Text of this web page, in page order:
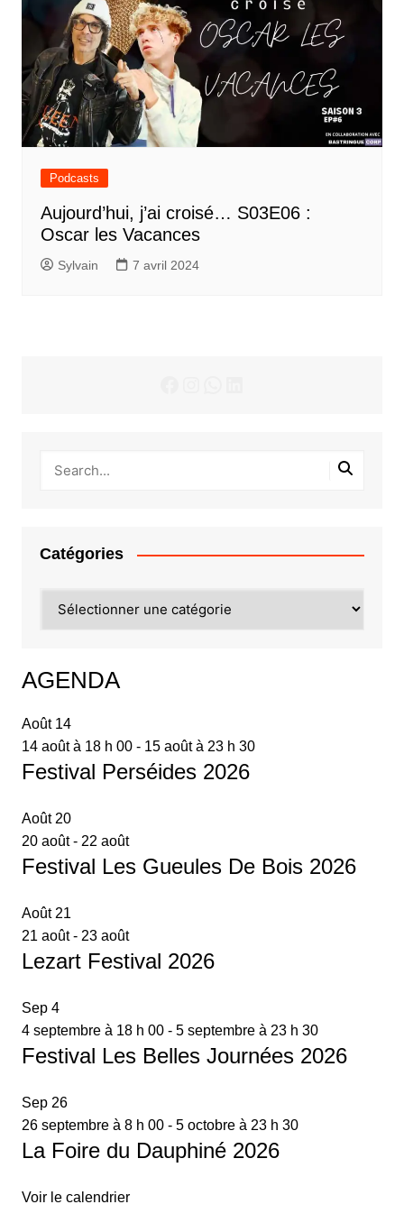
Podcasts
Aujourd’hui, j’ai croisé… S03E06 :
Oscar les Vacances
Sylvain 7 avril 2024
Catégories
AGENDA
Août 14
14 août à 18 h 00- 15 août à 23 h 30
Festival Perséides 2026
Août 20
20 août- 22 août
Festival Les Gueules De Bois 2026
Août 21
21 août- 23 août
Lezart Festival 2026
Sep 4
4 septembre à 18 h 00- 5 septembre à 23 h 30
Festival Les Belles Journées 2026
Sep 26
26 septembre à 8 h 00- 5 octobre à 23 h 30
La Foire du Dauphiné 2026
Voir le calendrier